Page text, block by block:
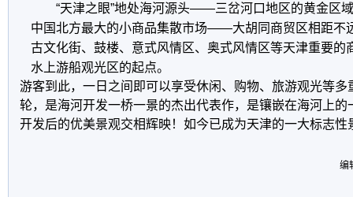
“天津之眼”地处海河源头——三岔河口地区的黄金区
中国北方最大的小商品集散市场——大胡同商贸区相距不
古文化街、鼓楼、意式风情区、奥式风情区等天津重要的
水上游船观光区的起点。
游客到此，一日之间即可以享受休闲、购物、旅游观光等多
轮，是海河开发一桥一景的杰出代表作，是镶嵌在海河上
开发后的优美景观交相辉映！如今已成为天津的一大标志性
编